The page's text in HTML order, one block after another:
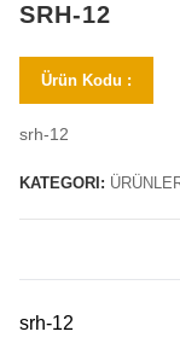
SRH-12
Ürün Kodu :
srh-12
KATEGORI:
srh-12